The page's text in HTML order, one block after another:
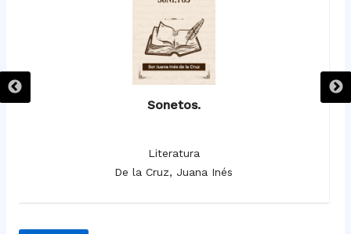
Sonetos.
Literatura
De la Cruz, Juana Inés